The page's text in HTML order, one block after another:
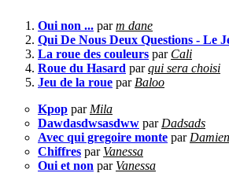
Oui non ... parm dane
Qui De Nous Deux Questions - Le
La roue des couleurs par Cali
Roue du Hasard parqui sera choisi
Jeu de la roue par Baloo
Kpop par Mila
Dawdasdwsasdww par Dadsads
Avec qui gregoire monte par Damien
Chiffres par Vanessa
Oui et non par Vanessa